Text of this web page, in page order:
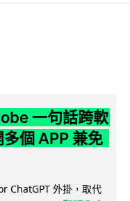
一句話跨軟
個 APP 兼免
ChatGPT 外掛，取代